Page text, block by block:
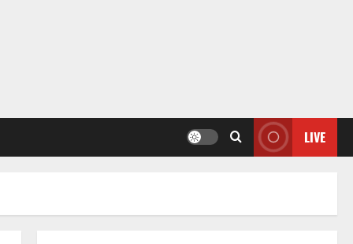
LIVE